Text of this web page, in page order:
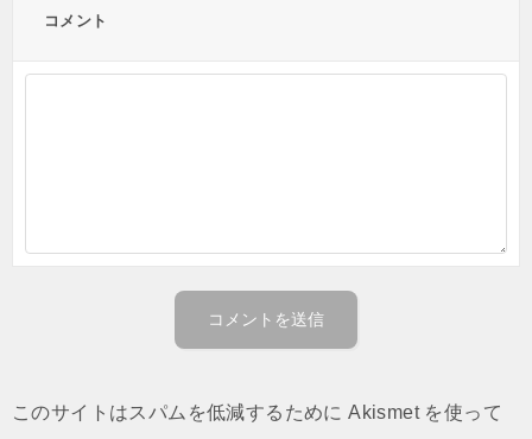
コメント
このサイトはスパムを低減するために Akismet を使って